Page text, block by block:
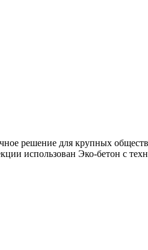
решение для крупных
использован Эко-бетон с